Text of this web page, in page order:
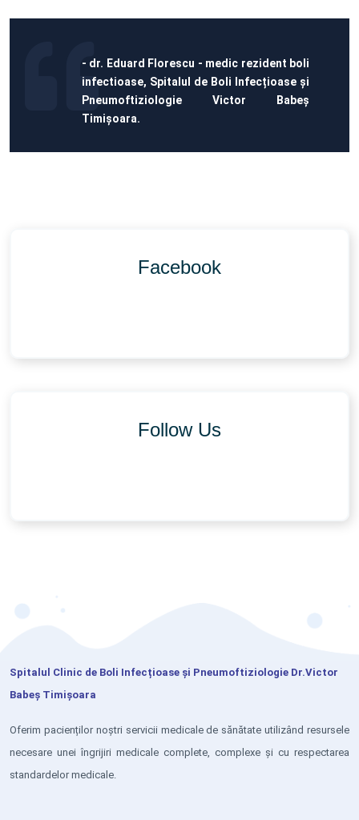
- dr. Eduard Florescu - medic rezident boli
infectioase, Spitalul de Boli Infecțioase și
Pneumoftiziologie Victor Babeș
Timișoara.
Facebook
Follow Us
Spitalul Clinic de Boli Infecțioase și Pneumoftiziologie Dr.Victor
Babeș Timișoara
Oferim pacienților noștri servicii medicale de sănătate utilizând resursele
necesare unei îngrijiri medicale complete, complexe și cu respectarea
standardelor medicale.